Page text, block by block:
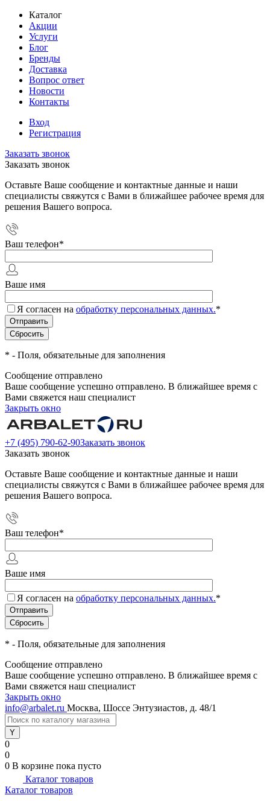
Каталог
Акции
Услуги
Блог
Бренды
Доставка
Вопрос ответ
Новости
Контакты
Вход
Регистрация
Заказать звонок
Заказать звонок
Оставьте Ваше сообщение и контактные данные и наши
специалисты свяжутся с Вами в ближайшее рабочее время для
решения Вашего вопроса.
Ваш телефон*
Ваше имя
Я согласен на обработку персональных данных.*
* - Поля, обязательные для заполнения
Сообщение отправлено
Ваше сообщение успешно отправлено. В ближайшее время с
Вами свяжется наш специалист
Закрыть окно
+7 (495) 790-62-90Заказать звонок
Заказать звонок
Оставьте Ваше сообщение и контактные данные и наши
специалисты свяжутся с Вами в ближайшее рабочее время для
решения Вашего вопроса.
Ваш телефон*
Ваше имя
Я согласен на обработку персональных данных.*
* - Поля, обязательные для заполнения
Сообщение отправлено
Ваше сообщение успешно отправлено. В ближайшее время с
Вами свяжется наш специалист
Закрыть окно
info@arbalet.ru Москва, Шоссе Энтузиастов, д. 48/1
0
0
0 В корзине пока пусто
Каталог товаров
Каталог товаров